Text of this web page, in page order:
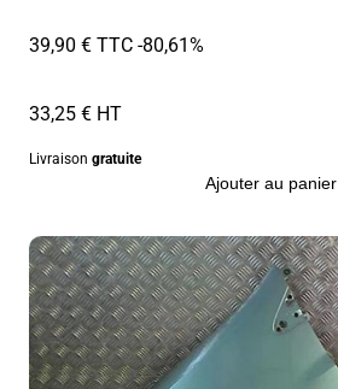
39,90 € TTC-80,61%
33,25 € HT
Livraison gratuite
Ajouter au panier